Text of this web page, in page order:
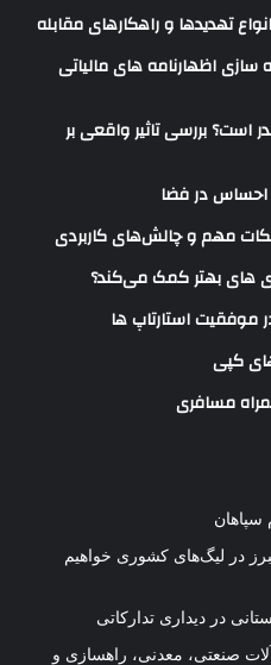
تهدیدها و راهکارهای مقابله
اظهارنامه های مالیاتی
است؟ بررسی تاثیر واقعی بر
احساس در فضا
مهم و چالش‌های کاربردی
های بهتر کمک می‌کند؟
موفقیت استارتاپ ها
کپی
مسافری
سپاهان
در لیگ‌های کشوری خواهیم
در دیداری تدارکاتی
صنعتی، معدنی، راهسازی و